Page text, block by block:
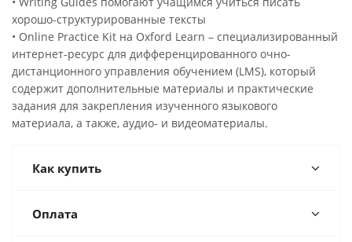
хорошо-структурированные тексты
• Online Practice Kit на Oxford Learn – специализированный
интернет-ресурс для дифференцированного очно-
дистанционного управления обучением (LMS), который
содержит дополнительные материалы и практические
задания для закрепления изученного языкового
материала, а также, аудио- и видеоматериалы.
Как купить
Оплата